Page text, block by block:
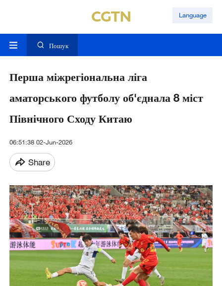
Language
Пошук
Перша міжрегіональна ліга
аматорського футболу об'єднала 8 міст
Північного Сходу Китаю
06:51:38 02-Jun-2026
Share